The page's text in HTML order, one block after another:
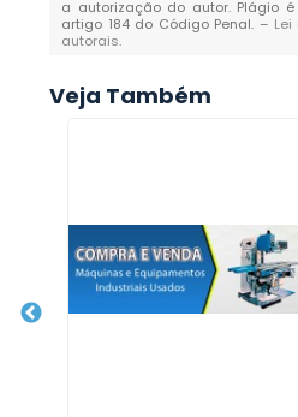
a autorização do autor. Plágio
artigo 184 do Código Penal. –
autorais.
Veja Também